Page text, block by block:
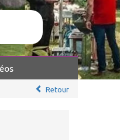
Retour